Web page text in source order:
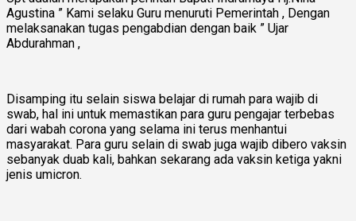
Agustina ” Kami selaku Guru menuruti Pemerintah , Dengan
melaksanakan tugas pengabdian dengan baik ” Ujar
Abdurahman ,
Disamping itu selain siswa belajar di rumah para wajib di
swab, hal ini untuk memastikan para guru pengajar terbebas
dari wabah corona yang selama ini terus menhantui
masyarakat. Para guru selain di swab juga wajib dibero vaksin
sebanyak duab kali, bahkan sekarang ada vaksin ketiga yakni
jenis umicron.